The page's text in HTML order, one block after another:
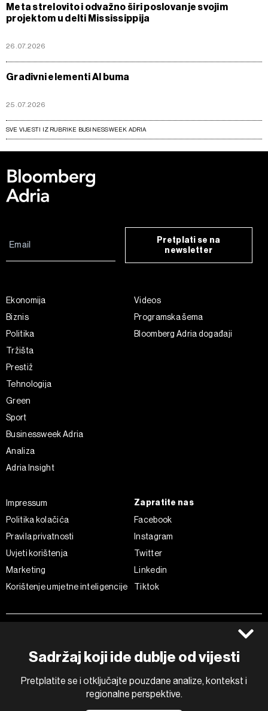
Meta strelovito i odvažno širi poslovanje svojim
projektom u delti Mississippija
26.07.2026
Gradivni elementi AI buma
25.07.2026
SVE VIJESTI IZ RUBRIKE BUSINESSWEEK ADRIA
Sadržaj koji ide dublje od vijesti
Pretplatite se i otključajte pouzdane analize, kontekst i
regionalne perspektive.
Pretplati se na
newsletter
Ekonomija
Biznis
Politika
Tržišta
Prestiž
Tehnologija
Green
Sport
Businessweek Adria
Analiza
Adria Insight
Videos
Programska šema
Bloomberg Adria događaji
Impressum
Politika kolačića
Pravila privatnosti
Uvjeti korištenja
Marketing
Korištenje umjetne inteligencije
Zapratite nas
Facebook
Instagram
Twitter
Linkedin
Tiktok
©2022 - 2026 Bloomberg L.P. All Rights Reserved. BLOOMBERG and
the BLOOMBERG logo are registered trademarks and service marks of
Bloomberg Adria is a Mtel Swiss SA Property
News CMS by Cubes